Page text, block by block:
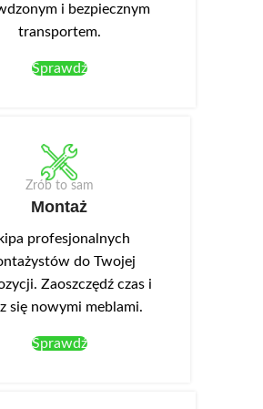
i bezpiecznym
transportem.
Sprawdź
Zrób to sam
Montaż
profesjonalnych
do Twojej
Zaoszczędź czas i
się nowymi meblami.
Sprawdź